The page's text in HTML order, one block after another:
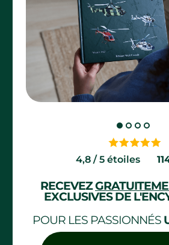
4,8 / 5 étoiles
RECEVEZ
EXCLUSIVES DE
POUR LES PASSIONNÉS